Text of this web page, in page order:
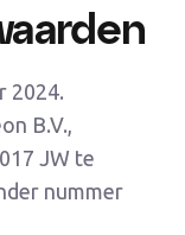
2024.
B.V.,
JW te
nummer